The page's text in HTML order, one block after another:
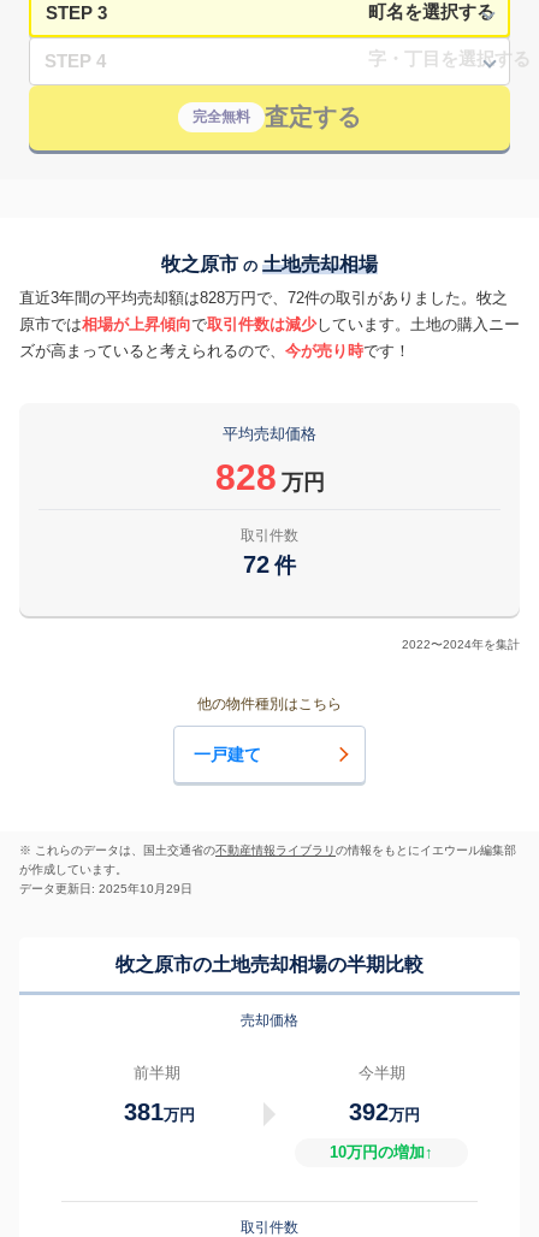
STEP 3
STEP 4
完全無料 査定する
牧之原市 の 土地売却相場
直近3年間の平均売却額は828万円で、72件の取引がありました。牧之
原市では相場が上昇傾向で取引件数は減少しています。土地の購入ニー
ズが高まっていると考えられるので、 今が売り時です！
平均売却価格
828 万円
取引件数
72 件
2022〜2024年を集計
他の物件種別はこちら
一戸建て
※ これらのデータは、国土交通省の不動産情報ライブラリの情報をもとにイエウール編集部
が作成しています。
データ更新日: 2025年10月29日
牧之原市の土地売却相場の半期比較
売却価格
前半期
381万円
今半期
392万円
10万円の増加↑
取引件数